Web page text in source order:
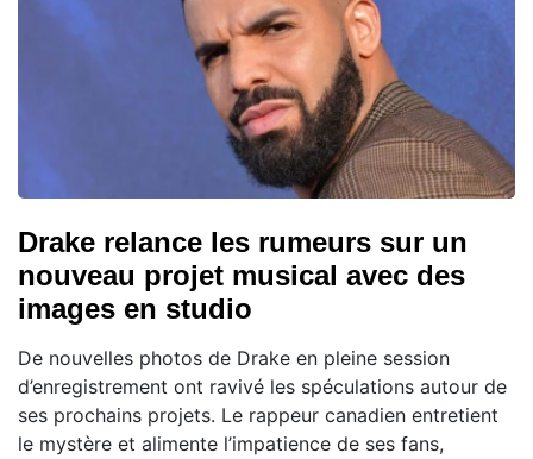
Drake relance les rumeurs sur un
nouveau projet musical avec des
images en studio
De nouvelles photos de Drake en pleine session
d’enregistrement ont ravivé les spéculations autour de
ses prochains projets. Le rappeur canadien entretient
le mystère et alimente l’impatience de ses fans,